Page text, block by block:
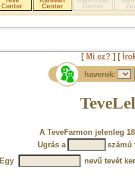
Center
Center
Center
[ Mi ez? ] [
haverok:
A TeveFarmon jelenleg
Ugrás a
számú
Egy
nevű tevét